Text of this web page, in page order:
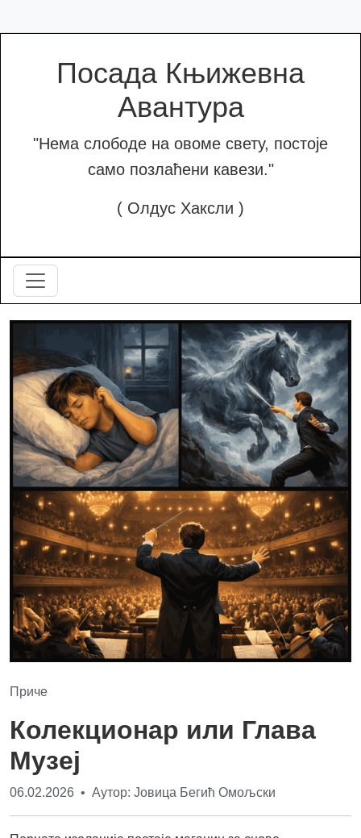
Посада Књижевна
Авантура
"Нема слободе на овоме свету, постоје
само позлаћени кавези."
( Олдус Хаксли )
Приче
Колекционар или Глава
Музеј
06.02.2026 • Аутор: Јовица Бегић Омољски